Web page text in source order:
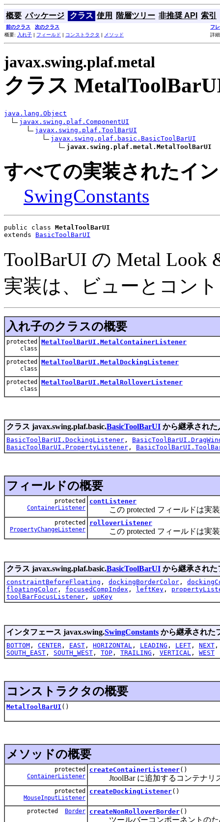
概要 パッケージ クラス 使用 階層ツリー 非推奨 API 索引
前のクラス 次のクラス
フ
概要: 入れ子 | フィールド | コンストラクタ | メソッド 詳
javax.swing.plaf.metal
クラス
java.lang.Object
javax.swing.plaf.ComponentUI
javax.swing.plaf.ToolBarUI
javax.swing.plaf.basic.BasicToolBarUI
javax.swing.plaf.metal.MetalToolBarUI
すべての実装されたイ
SwingConstants
public class MetalToolBarUI
extends BasicToolBarUI
ToolBarUI の Metal Look
実装は、ビューとコン
入れ子のクラスの概要
protected
class
MetalToolBarUI.MetalContainerListener
protected
class
MetalToolBarUI.MetalDockingListener
protected
class
MetalToolBarUI.MetalRolloverListener
クラス javax.swing.plaf.basic.BasicToolBarUI から継承され
BasicToolBarUI.DockingListener ,
BasicToolBarUI.PropertyListener ,
フィールドの概要
protected
ContainerListener
contListener
この protected フィールドは実装
protected
PropertyChangeListener
rolloverListener
この protected フィールドは実装
クラス javax.swing.plaf.basic.BasicToolBarUI から継承された
constraintBeforeFloating , dockingBorderColor ,
floatingColor , focusedCompIndex , leftKey ,
toolBarFocusListener , upKey
インタフェース javax.swing.SwingConstants から継承された
BOTTOM , CENTER , EAST , HORIZONTAL , LEADING , LEFT , NEXT
SOUTH_EAST , SOUTH_WEST , TOP , TRAILING , VERTICAL , WEST
コンストラクタの概要
MetalToolBarUI ()
メソッドの概要
protected
ContainerListener
createContainerListener()
JtoolBar に追加するコンテナリ
protected
MouseInputListener
createDockingListener()
protected Border createNonRolloverBorder()
ツールバーコンポーネントのた